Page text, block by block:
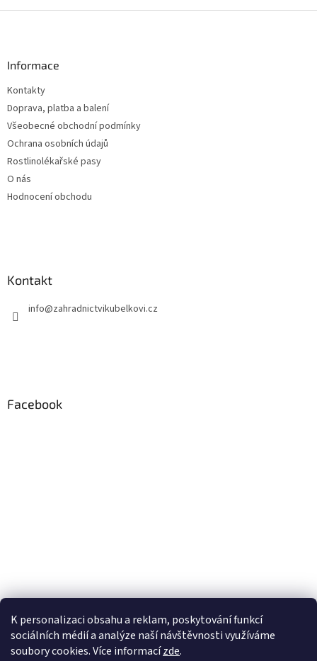
K personalizaci obsahu a reklam, poskytování funkcí
sociálních médií a analýze naší návštěvnosti využíváme
soubory cookies. Více informacízde.
Informace
Kontakty
Doprava, platba a balení
Všeobecné obchodní podmínky
Ochrana osobních údajů
Rostlinolékařské pasy
O nás
Hodnocení obchodu
Kontakt
info@zahradnictvikubelkovi.cz
Facebook